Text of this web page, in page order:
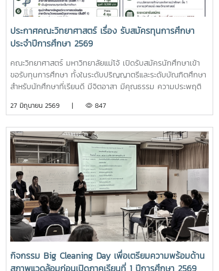
พันธุ์แท้ สาขา วิชาสถิติและการจัดการสารสนเทศ - กิจกรรม
พบปะอาจารย์ที่ปรึกษาให้คำแนะนำและติดตามผลการเรียนของ
นักศึกษาในที่ปรึกษา
ประกาศคณะวิทยาศาสตร์ เรื่อง รับสมัครทุนการศึกษา
ประจำปีการศึกษา 2569
คณะวิทยาศาสตร์ มหาวิทยาลัยแม่โจ้ เปิดรับสมัครนักศึกษาเข้า
ขอรับทุนการศึกษา ทั้งในระดับปริญญาตรีและระดับบัณฑิตศึกษา
สำหรับนักศึกษาที่เรียนดี มีจิตอาสา มีคุณธรรม ความประพฤติ
ทำคุณประโยชน์ให้แก่สังคมรายละเอียดประเภททุนการศึกษา (รวม
สาขาวิชา) จำนวน 10 ทุนๆ ละ 10,000 บาท- เกรดเฉลี่ยสะสม
ม.ปลาย / ปวช. ไม่ต่ำกว่า 3.00 และขาดแคลนทุนทรัพย์ 2. ทุน
เรียนดี ต่อเนื่อง 4 ปี (รหัส 69 ทุกสาขาวิชา) จำนวน 10 ทุนๆ ละ
15,000 บาท- เกรดเฉลี่ยสะสม ม.ปลาย / ปวช. ไม่ต่ำกว่า 3.00
(และต้องรักษาเกรดเฉลี่ยเมื่อสิ้นสุดปี 1-4 ไม่ต่ำกว่า 3.00)3. ทุน
ระดับปริญญาตรี (ชั้นปีที่ 2 ขึ้นไป) จำนวน 10 ทุนๆ ละ 10,000
บาท- เกรดเฉลี่ยสะสม (GPAX) ไม่ต่ำกว่า 2.75 และขาดแคลนทุน
ทรัพย์หมายเหตุทุกประเภททุน: ต้องไม่เป็นผู้ได้รับทุนอื่นใดอยู่
ก่อนหน้า (ยกเว้น กยศ. / กรอ.) และผู้ได้รับทุนต้องช่วยเหลืองาน
คณะไม่น้อยกว่า 50 ชั่วโมง ภายในปีการศึกษาที่ได้รับทุนหลักฐาน
ที่ใช้ในการสมัคร-ใบสมัครขอรับทุนการศึกษา จำนวน 1 ชุด-
สำเนาบัตรประจำตัวนักศึกษา หรือสำเนาบัตรประชาชน จำนวน 1
27 มิถุนายน 2569 | 847
กิจกรรม Big Cleaning Day เพื่อเตรียมความพร้อมด้าน